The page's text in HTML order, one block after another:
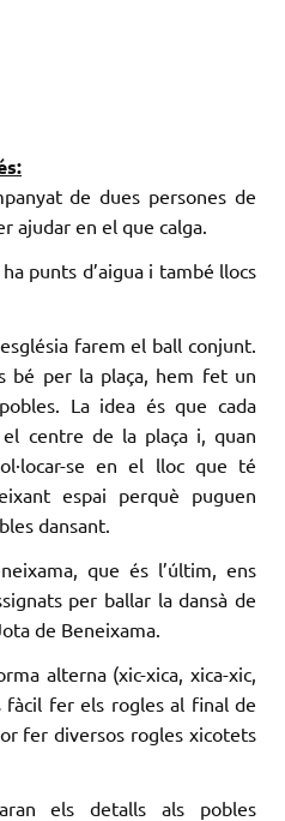
de dues persones de
ajudar en el que calga.
punts d’aigua i també llocs
farem el ball conjunt.
bé per la plaça, hem fet un
La idea és que cada
centre de la plaça i, quan
se en el lloc que té
espai perquè puguen
dansant.
que és l’últim, ens
per ballar la dansà de
de Beneixama.
alterna (xic-xica, xica-xic,
fàcil fer els rogles al final de
fer diversos rogles xicotets
els detalls als pobles